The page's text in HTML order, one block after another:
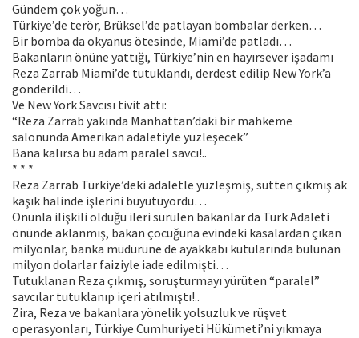
Gündem çok yoğun…
Türkiye’de terör, Brüksel’de patlayan bombalar derken…
Bir bomba da okyanus ötesinde, Miami’de patladı…
Bakanların önüne yattığı, Türkiye’nin en hayırsever işadamı
Reza Zarrab Miami’de tutuklandı, derdest edilip New York’a
gönderildi…
Ve New York Savcısı tivit attı:
“Reza Zarrab yakında Manhattan’daki bir mahkeme
salonunda Amerikan adaletiyle yüzleşecek”
Bana kalırsa bu adam paralel savcı!..
* * *
Reza Zarrab Türkiye’deki adaletle yüzleşmiş, sütten çıkmış ak
kaşık halinde işlerini büyütüyordu…
Onunla ilişkili olduğu ileri sürülen bakanlar da Türk Adaleti
önünde aklanmış, bakan çocuğuna evindeki kasalardan çıkan
milyonlar, banka müdürüne de ayakkabı kutularında bulunan
milyon dolarlar faiziyle iade edilmişti…
Tutuklanan Reza çıkmış, soruşturmayı yürüten “paralel”
savcılar tutuklanıp içeri atılmıştı!..
Zira, Reza ve bakanlara yönelik yolsuzluk ve rüşvet
operasyonları, Türkiye Cumhuriyeti Hükümeti’ni yıkmaya